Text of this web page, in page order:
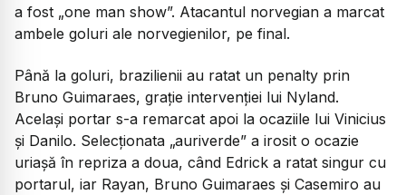
a fost „one man show”. Atacantul norvegian a marcat
ambele goluri ale norvegienilor, pe final.
Până la goluri, brazilienii au ratat un penalty prin
Bruno Guimaraes, grație intervenției lui Nyland.
Același portar s-a remarcat apoi la ocaziile lui Vinicius
și Danilo. Selecționata „auriverde” a irosit o ocazie
uriașă în repriza a doua, când Edrick a ratat singur cu
portarul, iar Rayan, Bruno Guimaraes și Casemiro au